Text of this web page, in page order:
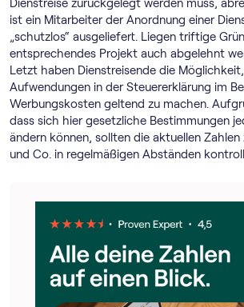
Dienstreise zurückgelegt werden muss,
ist ein Mitarbeiter der Anordnung einer
„schutzlos“ ausgeliefert. Liegen triftige
entsprechendes Projekt auch abgelehnt
Letzt haben Dienstreisende die
Aufwendungen in der Steuererklärung im
Werbungskosten geltend zu machen.
dass sich hier gesetzliche Bestimmungen
ändern können, sollten die aktuellen
und Co. in regelmäßigen Abständen